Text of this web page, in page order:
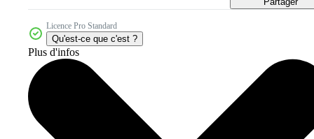
Licence Pro Standard
Qu'est-ce que c'est ?
Plus d'infos